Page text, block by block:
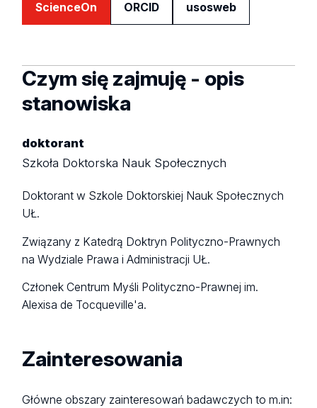
ScienceOn ORCID usosweb
Czym się zajmuję - opis
stanowiska
doktorant
Szkoła Doktorska Nauk Społecznych
Doktorant w Szkole Doktorskiej Nauk Społecznych
UŁ.
Związany z Katedrą Doktryn Polityczno-Prawnych
na Wydziale Prawa i Administracji UŁ.
Członek Centrum Myśli Polityczno-Prawnej im.
Alexisa de Tocqueville'a.
Zainteresowania
Główne obszary zainteresowań badawczych to m.in: